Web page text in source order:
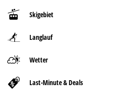
Skigebiet
Langlauf
Wetter
Last-Minute & Deals